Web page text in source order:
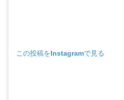
この投稿をInstagramで見る